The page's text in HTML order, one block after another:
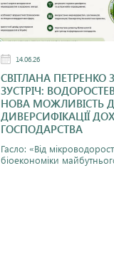
14.06.26
СВІТЛАНА
ЗУСТРІЧ:
НОВА МОЖЛИВІСТЬ
ДИВЕРСИФІКАЦІЇ
ГОСПОДАРСТВА
Гасло: «Від
біоекономіки